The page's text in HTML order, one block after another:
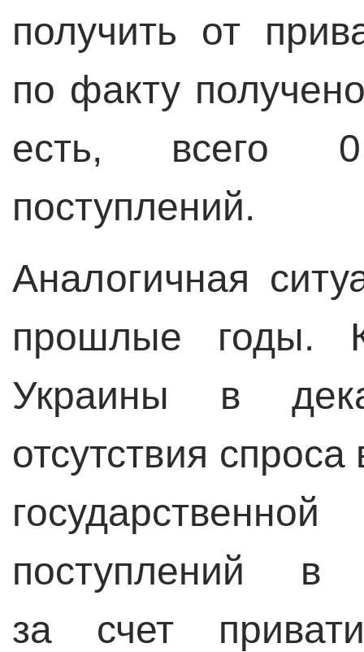
получить от
по факту
есть, всего
поступлений.
Аналогичная
прошлые годы.
Украины в
отсутствия
поступлений в
за счет